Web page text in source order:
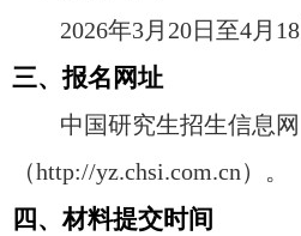
2026年3月 20日至4月 18
三、报名网址
中国研究生招生信息网
（http://yz.chsi.com.cn）。
四、材料提交时间